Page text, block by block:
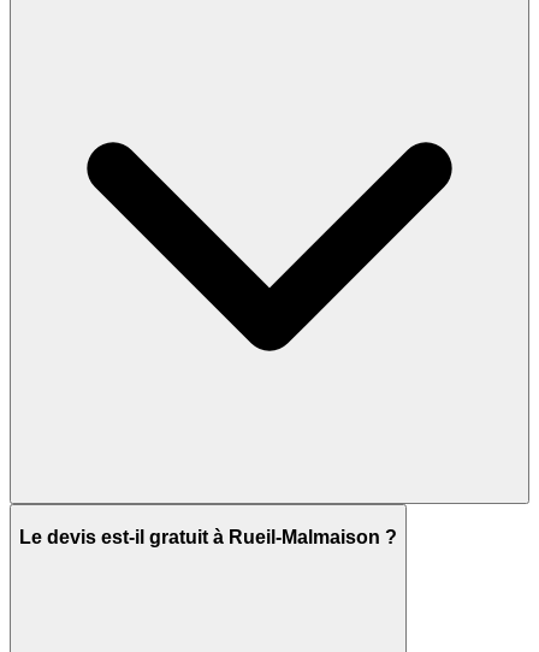
Le devis est-il gratuit à Rueil-Malmaison ?